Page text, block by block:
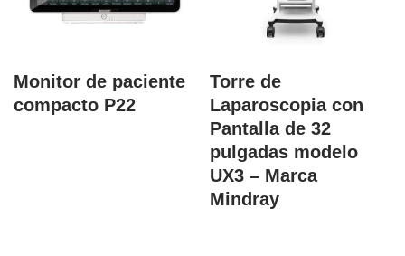
Monitor de paciente
compacto P22
Torre de
Laparoscopia con
Pantalla de 32
pulgadas modelo
UX3 – Marca
Mindray